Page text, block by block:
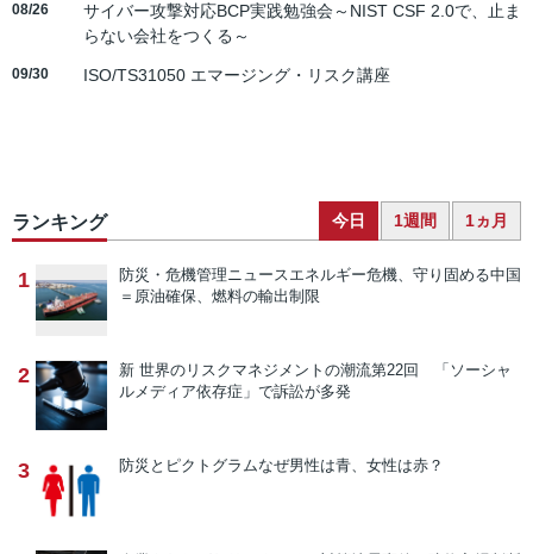
08/26
サイバー攻撃対応BCP実践勉強会～NIST CSF 2.0で、止ま
らない会社をつくる～
09/30 ISO/TS31050 エマージング・リスク講座
ランキング 今日 1週間 1ヵ月
1 防災・危機管理ニュースエネルギー危機、守り固める中国
＝原油確保、燃料の輸出制限
2 新 世界のリスクマネジメントの潮流第22回 「ソーシャ
ルメディア依存症」で訴訟が多発
3 防災とピクトグラムなぜ男性は青、女性は赤？